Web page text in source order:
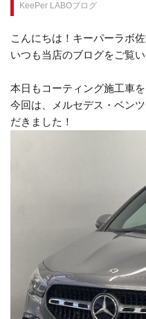
KeePer LABOブログ
こんにちは！キーパーラボ
いつも当店のブログをご覧
本日もコーティング施工車
今回は、メルセデス・ベン
だきました！